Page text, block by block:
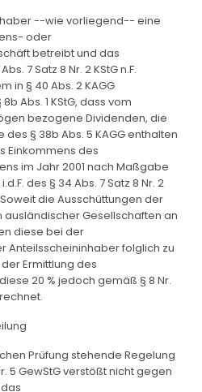
--wie vorliegend-- eine
oder
betreibt und das
7 Satz 8 Nr. 2 KStG n.F.
in § 40 Abs. 2 KAGG
Abs. 1 KStG, dass vom
bezogene Dividenden, die
des § 38b Abs. 5 KAGG enthalten
Einkommens des
im Jahr 2001 nach Maßgabe
des § 34 Abs. 7 Satz 8 Nr. 2
Soweit die Ausschüttungen der
ausländischer Gesellschaften an
diese bei der
Anteilsscheininhaber folglich zu
Ermittlung des
20 % jedoch gemäß § 8 Nr.
Prüfung stehende Regelung
5 GewStG verstößt nicht gegen